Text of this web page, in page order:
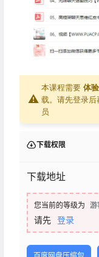
⚠
本课程需要 体
载。请先登录后
员
下载权限
下载地址
您当前的等级为 游
请先 登录